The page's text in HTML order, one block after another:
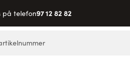
på telefon97 12 82 82